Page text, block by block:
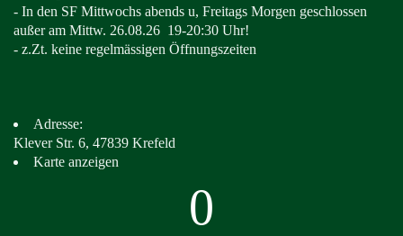
- In den SF Mittwochs abends u, Freitags Morgen geschlossen
außer am Mittw. 26.08.26 19-20:30 Uhr!
- z.Zt. keine regelmässigen Öffnungszeiten
Adresse:
Klever Str. 6, 47839 Krefeld
Karte anzeigen
0